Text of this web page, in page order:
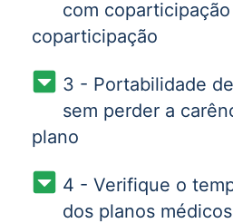
com
coparticipação
3 - Portabilidade
sem perder a
plano
4 - Verifique o
dos planos